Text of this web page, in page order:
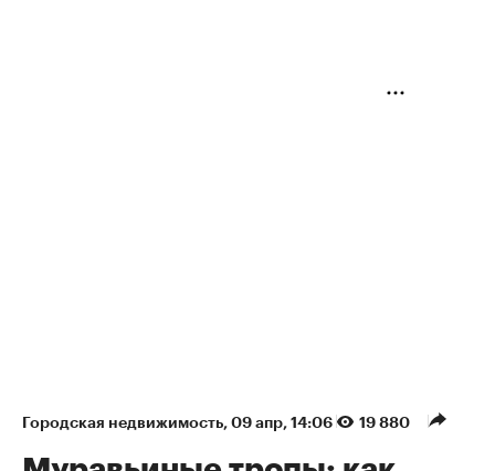
Городская недвижимость 09 апр, 14:06 19 880